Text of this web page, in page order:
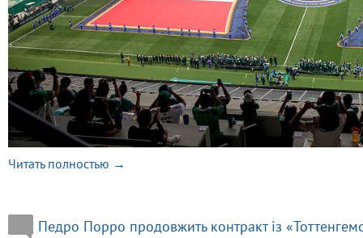
Читать полностью →
Педро Порро продовжить контракт із